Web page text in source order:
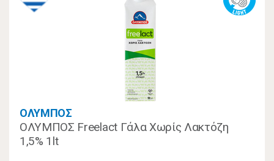
ΟΛΥΜΠΟΣ
ΟΛΥΜΠΟΣ Freelact Γάλα Χωρίς Λακτόζη
1,5% 1lt